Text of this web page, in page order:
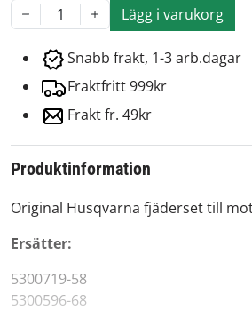
1 Lägg i varukorg
Snabb frakt, 1-3 arb.dagar
Fraktfritt 999kr
Frakt fr. 49kr
Produktinformation
Original Husqvarna fjäderset till
Ersätter:
5300719-58
5300596-68